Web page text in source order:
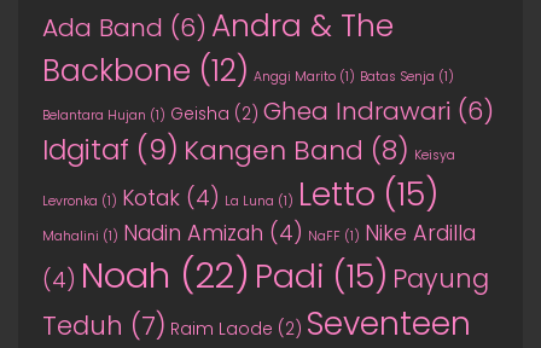
Ada Band (6) Andra & The
Backbone (12) Anggi Marito (1) Batas Senja (1)
Belantara Hujan (1) Geisha (2) Ghea Indrawari (6)
Idgitaf (9) Kangen Band (8) Keisya
Levronka (1) Kotak (4) La Luna (1) Letto (15)
Mahalini (1) Nadin Amizah (4) NaFF (1) Nike Ardilla
(4) Noah (22) Padi (15) Payung
Teduh (7) Raim Laode (2) Seventeen